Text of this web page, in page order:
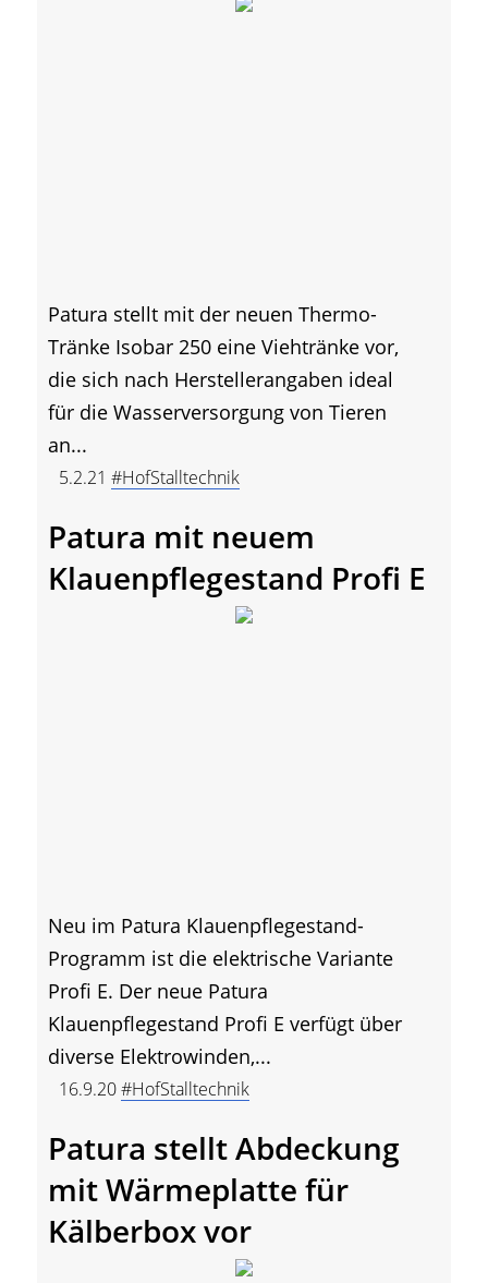
Patura stellt mit der neuen Thermo-
Tränke Isobar 250 eine Viehtränke vor,
die sich nach Herstellerangaben ideal
für die Wasserversorgung von Tieren
an...
5.2.21 #HofStalltechnik
Patura mit neuem
Klauenpflegestand Profi E
Neu im Patura Klauenpflegestand-
Programm ist die elektrische Variante
Profi E. Der neue Patura
Klauenpflegestand Profi E verfügt über
diverse Elektrowinden,...
16.9.20#HofStalltechnik
Patura stellt Abdeckung
mit Wärmeplatte für
Kälberbox vor